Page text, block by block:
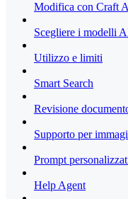
Modifica con Craft
Scegliere i modelli
Utilizzo e limiti
Smart Search
Revisione
Supporto per
Prompt
Help Agent